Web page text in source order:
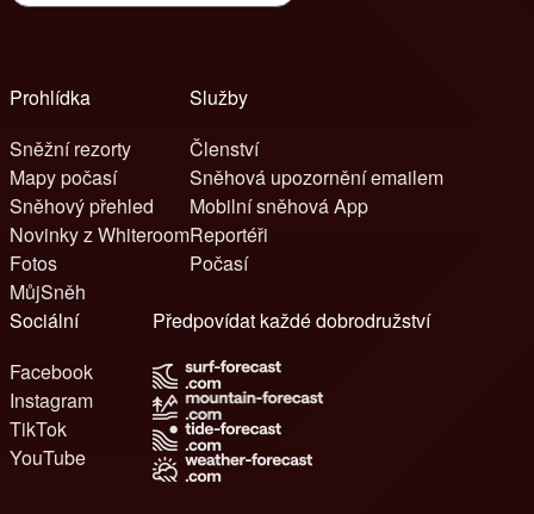
Prohlídka
Sněžní rezorty
Mapy počasí
Sněhový přehled
Novinky z Whiteroom
Fotos
MůjSněh
Služby
Členství
Sněhová upozornění emailem
Mobilní sněhová App
Reportéři
Počasí
Sociální
Facebook
Instagram
TikTok
YouTube
Předpovídat každé dobrodružství